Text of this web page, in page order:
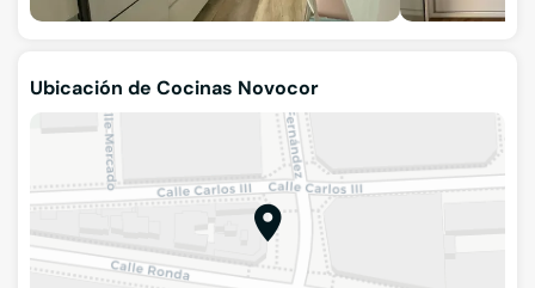
Ubicación de Cocinas Novocor